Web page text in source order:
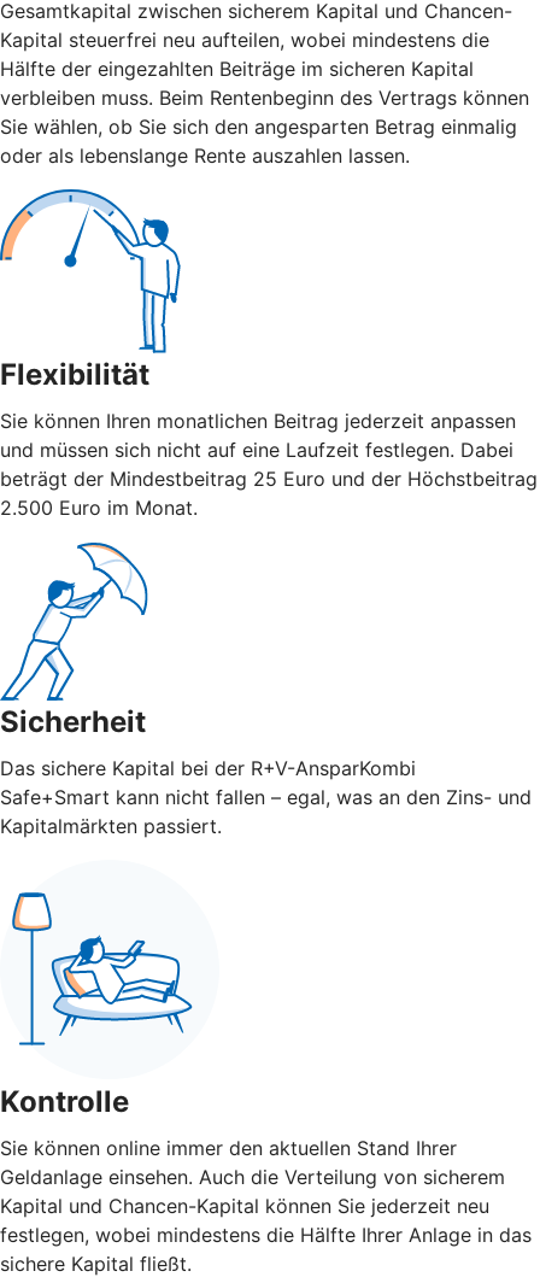
Gesamtkapital zwischen sicherem Kapital und Chancen-
Kapital steuerfrei neu aufteilen, wobei mindestens die
Hälfte der eingezahlten Beiträge im sicheren Kapital
verbleiben muss. Beim Rentenbeginn des Vertrags können
Sie wählen, ob Sie sich den angesparten Betrag einmalig
oder als lebenslange Rente auszahlen lassen.
Flexibilität
Sie können Ihren monatlichen Beitrag jederzeit anpassen
und müssen sich nicht auf eine Laufzeit festlegen. Dabei
beträgt der Mindestbeitrag 25 Euro und der Höchstbeitrag
2.500 Euro im Monat.
Sicherheit
Das sichere Kapital bei der R+V-AnsparKombi
Safe+Smart kann nicht fallen – egal, was an den Zins- und
Kapitalmärkten passiert.
Kontrolle
Sie können online immer den aktuellen Stand Ihrer
Geldanlage einsehen. Auch die Verteilung von sicherem
Kapital und Chancen-Kapital können Sie jederzeit neu
festlegen, wobei mindestens die Hälfte Ihrer Anlage in das
sichere Kapital fließt.